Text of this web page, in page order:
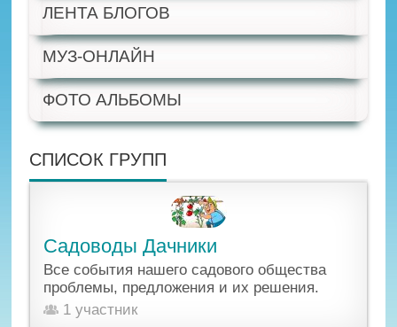
ЛЕНТА БЛОГОВ
МУЗ-ОНЛАЙН
ФОТО АЛЬБОМЫ
СПИСОК ГРУПП
Садоводы Дачники
Все события нашего садового общества
проблемы, предложения и их решения.
1 участник